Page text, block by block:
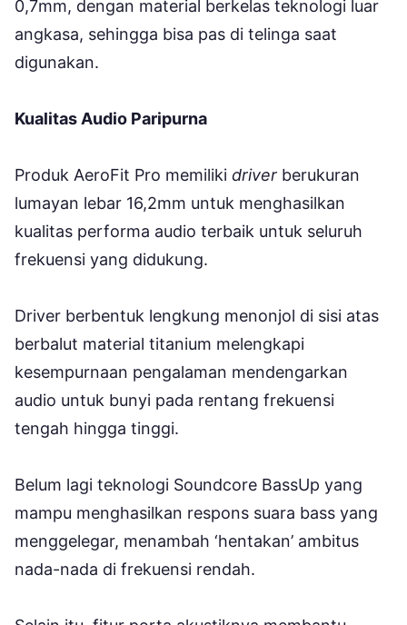
0,7mm, dengan material berkelas teknologi luar
angkasa, sehingga bisa pas di telinga saat
digunakan.
Kualitas Audio Paripurna
Produk AeroFit Pro memiliki driver berukuran
lumayan lebar 16,2mm untuk menghasilkan
kualitas performa audio terbaik untuk seluruh
frekuensi yang didukung.
Driver berbentuk lengkung menonjol di sisi atas
berbalut material titanium melengkapi
kesempurnaan pengalaman mendengarkan
audio untuk bunyi pada rentang frekuensi
tengah hingga tinggi.
Belum lagi teknologi Soundcore BassUp yang
mampu menghasilkan respons suara bass yang
menggelegar, menambah ‘hentakan’ ambitus
nada-nada di frekuensi rendah.